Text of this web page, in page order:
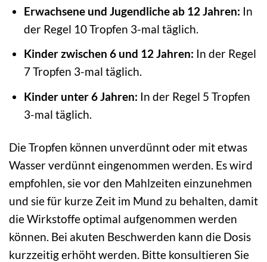
Erwachsene und Jugendliche ab 12 Jahren: In
der Regel 10 Tropfen 3-mal täglich.
Kinder zwischen 6 und 12 Jahren: In der Regel
7 Tropfen 3-mal täglich.
Kinder unter 6 Jahren: In der Regel 5 Tropfen
3-mal täglich.
Die Tropfen können unverdünnt oder mit etwas
Wasser verdünnt eingenommen werden. Es wird
empfohlen, sie vor den Mahlzeiten einzunehmen
und sie für kurze Zeit im Mund zu behalten, damit
die Wirkstoffe optimal aufgenommen werden
können. Bei akuten Beschwerden kann die Dosis
kurzzeitig erhöht werden. Bitte konsultieren Sie